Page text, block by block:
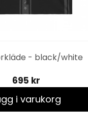
- black/white
695 kr
i varukorg